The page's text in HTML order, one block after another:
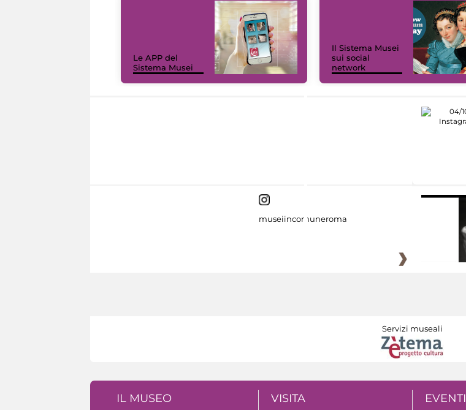
Le APP del
Sistema Musei
Il Sistema Musei
sui social
network
museiincomuneroma
Servizi museali
IL MUSEO VISITA EVENTI